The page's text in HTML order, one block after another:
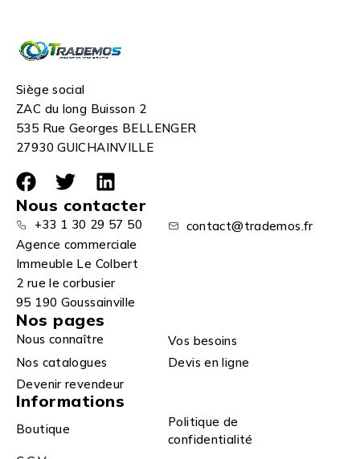
Siège social
ZAC du long Buisson 2
535 Rue Georges BELLENGER
27930 GUICHAINVILLE
Nous contacter
+33 1 30 29 57 50
contact@trademos.fr
Agence commerciale
Immeuble Le Colbert
2 rue le corbusier
95 190 Goussainville
Nos pages
Nous connaître
Vos besoins
Nos catalogues
Devis en ligne
Devenir revendeur
Informations
Boutique
Politique de
confidentialité